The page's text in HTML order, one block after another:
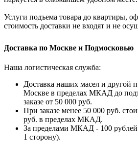
Услуги подъема товара до квартиры,
стоимость доставки не входят и не
Доставка по Москве и Подмосковью
Наша логистическая служба:
Доставка наших масел и другой
Москве в пределах МКАД до
заказе от 50 000 руб.
При заказе менее 50 000 руб.
руб. в пределах МКАД.
За пределами МКАД - 100 рублей
1 сторону).